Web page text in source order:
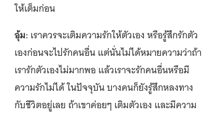
ให้เต็มก่อน
อุ้ม: เราควรจะเติมความรักให้ตัวเอง หรือรู้สึกรักตัว
เองก่อนจะไปรักคนอื่น แต่นั่นไม่ได้หมายความว่าถ้า
เรารักตัวเองไม่มากพอ แล้วเราจะรักคนอื่นหรือมี
ความรักไม่ได้ ในปัจจุบัน บางคนก็ยังรู้สึกหลงทาง
กับชีวิตอยู่เลย ถ้าเขาค่อยๆ เติมตัวเอง และมีความ